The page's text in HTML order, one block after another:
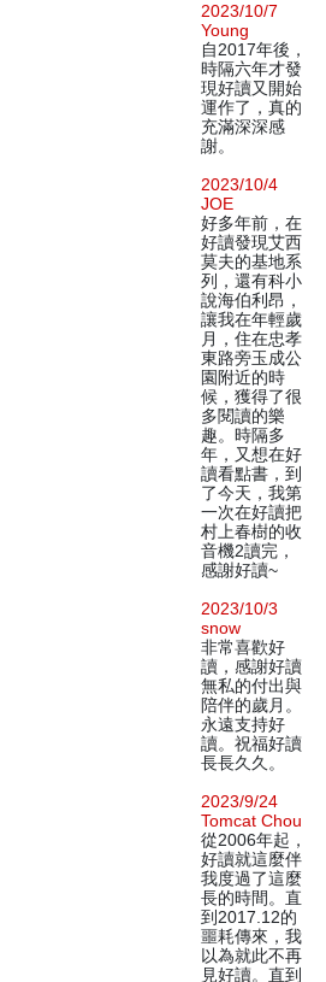
2023/10/7
Young
自2017年後，
時隔六年才發
現好讀又開始
運作了，真的
充滿深深感
謝。
2023/10/4
JOE
好多年前，在
好讀發現艾西
莫夫的基地系
列，還有科小
說海伯利昂，
讓我在年輕歲
月，住在忠孝
東路旁玉成公
園附近的時
候，獲得了很
多閱讀的樂
趣。時隔多
年，又想在好
讀看點書，到
了今天，我第
一次在好讀把
村上春樹的收
音機2讀完，
感謝好讀~
2023/10/3
snow
非常喜歡好
讀，感謝好讀
無私的付出與
陪伴的歲月。
永遠支持好
讀。祝福好讀
長長久久。
2023/9/24
Tomcat Chou
從2006年起，
好讀就這麼伴
我度過了這麼
長的時間。直
到2017.12的
噩耗傳來，我
以為就此不再
見好讀。直到